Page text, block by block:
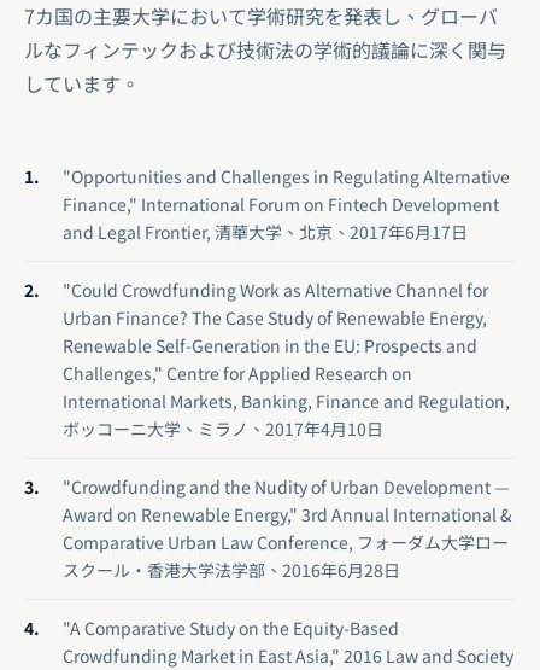
7カ国の主要大学において学術研究を発表し、グローバ
ルなフィンテックおよび技術法の学術的議論に深く関与
しています。
"Opportunities and Challenges in Regulating Alternative
Finance," International Forum on Fintech Development
and Legal Frontier, 清華大学、北京、2017年6月17日
"Could Crowdfunding Work as Alternative Channel for
Urban Finance? The Case Study of Renewable Energy,
Renewable Self-Generation in the EU: Prospects and
Challenges," Centre for Applied Research on
International Markets, Banking, Finance and Regulation,
ボッコーニ大学、ミラノ、2017年4月10日
"Crowdfunding and the Nudity of Urban Development —
Award on Renewable Energy," 3rd Annual International &
Comparative Urban Law Conference, フォーダム大学ロー
スクール・香港大学法学部、2016年6月28日
"A Comparative Study on the Equity-Based
Crowdfunding Market in East Asia," 2016 Law and Society